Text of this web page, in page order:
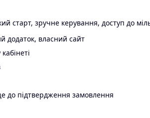
старт, зручне керування, доступ до
додаток, власний сайт
до підтвердження замовлення